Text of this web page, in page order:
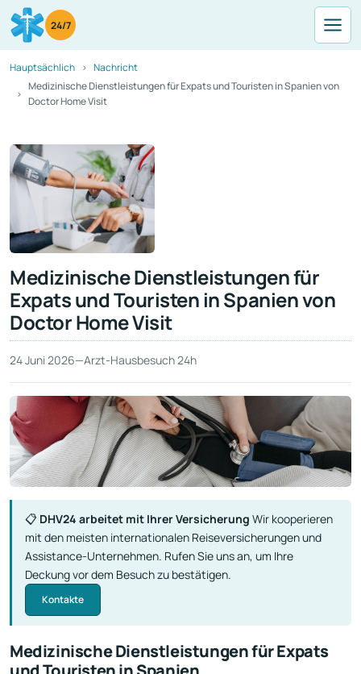
24/7
Hauptsächlich
Nachricht
Medizinische Dienstleistungen für Expats und Touristen in Spanien von
Doctor Home Visit
Medizinische Dienstleistungen für
Expats und Touristen in Spanien von
Doctor Home Visit
24 Juni 2026—Arzt-Hausbesuch 24h
📋 DHV24 arbeitet mit Ihrer Versicherung Wir kooperieren
mit den meisten internationalen Reiseversicherungen und
Assistance-Unternehmen. Rufen Sie uns an, um Ihre
Deckung vor dem Besuch zu bestätigen.
Kontakte
Medizinische Dienstleistungen für Expats